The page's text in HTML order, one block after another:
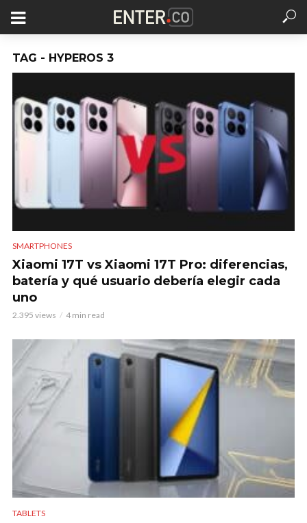
TAG - HYPEROS 3
SMARTPHONES
Xiaomi 17T vs Xiaomi 17T Pro: diferencias,
batería y qué usuario debería elegir cada
uno
2.395 views 4 min read
TABLETS